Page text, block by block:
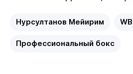
Нурсултанов Мейирим
Профессиональный бокс